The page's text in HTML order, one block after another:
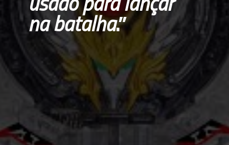
na batalha.”